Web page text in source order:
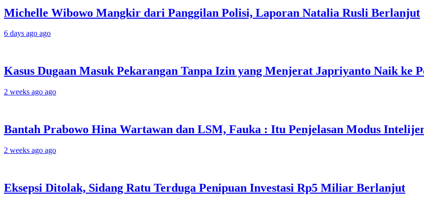
Michelle Wibowo Mangkir dari Panggilan Polisi, Laporan Natalia Rusli Berlanjut
6 days ago ago
Kasus Dugaan Masuk Pekarangan Tanpa Izin yang Menjerat Japriyanto Naik ke
2 weeks ago ago
Bantah Prabowo Hina Wartawan dan LSM, Fauka : Itu Penjelasan Modus
2 weeks ago ago
Eksepsi Ditolak, Sidang Ratu Terduga Penipuan Investasi Rp5 Miliar Berlanjut